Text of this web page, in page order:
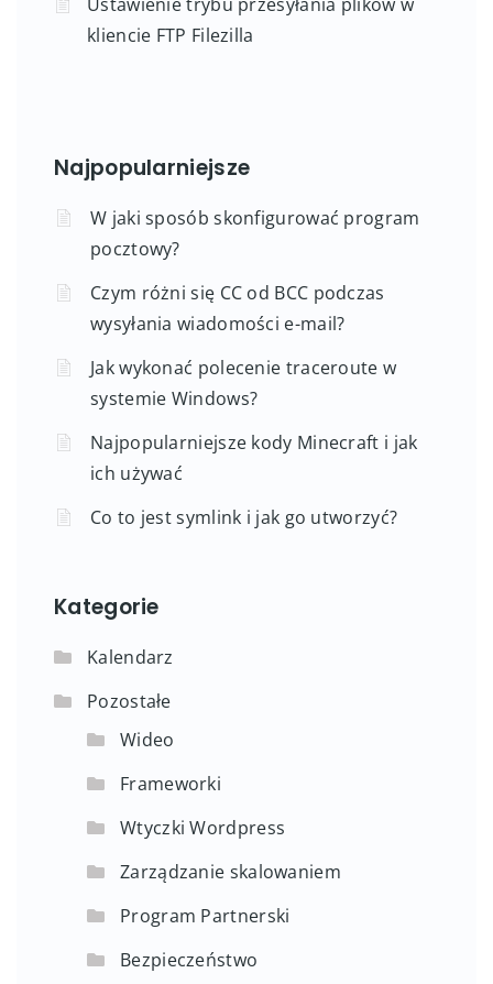
kliencie FTP Filezilla
Najpopularniejsze
W jaki sposób skonfigurować program
pocztowy?
Czym różni się CC od BCC podczas
wysyłania wiadomości e-mail?
Jak wykonać polecenie traceroute w
systemie Windows?
Najpopularniejsze kody Minecraft i jak
ich używać
Co to jest symlink i jak go utworzyć?
Kategorie
Kalendarz
Pozostałe
Wideo
Frameworki
Wtyczki Wordpress
Zarządzanie skalowaniem
Program Partnerski
Bezpieczeństwo